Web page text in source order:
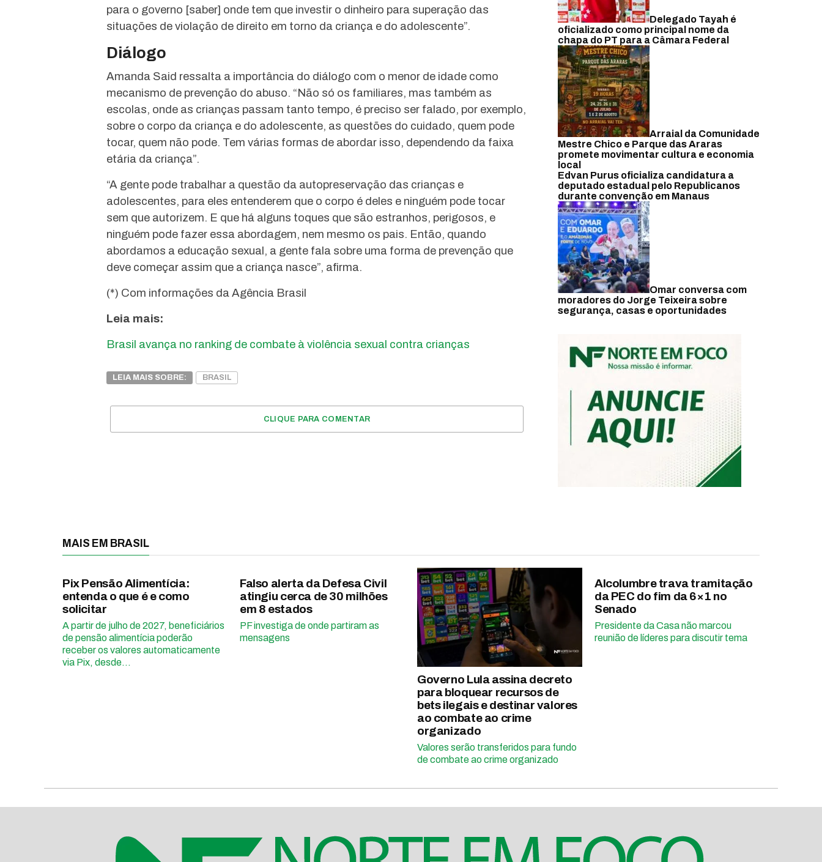
para o governo [saber] onde tem que investir o dinheiro para superação das
situações de violação de direito em torno da criança e do adolescente”.
Diálogo
Amanda Said ressalta a importância do diálogo com o menor de idade como
mecanismo de prevenção do abuso. “Não só os familiares, mas também as
escolas, onde as crianças passam tanto tempo, é preciso ser falado, por exemplo,
sobre o corpo da criança e do adolescente, as questões do cuidado, quem pode
tocar, quem não pode. Tem várias formas de abordar isso, dependendo da faixa
etária da criança”.
“A gente pode trabalhar a questão da autopreservação das crianças e
adolescentes, para eles entenderem que o corpo é deles e ninguém pode tocar
sem que autorizem. E que há alguns toques que são estranhos, perigosos, e
ninguém pode fazer essa abordagem, nem mesmo os pais. Então, quando
abordamos a educação sexual, a gente fala sobre uma forma de prevenção que
deve começar assim que a criança nasce”, afirma.
(*) Com informações da Agência Brasil
Leia mais:
Brasil avança no ranking de combate à violência sexual contra crianças
LEIA MAIS SOBRE: BRASIL
CLIQUE PARA COMENTAR
Delegado Tayah é
oficializado como principal nome da
chapa do PT para a Câmara Federal
Arraial da Comunidade
Mestre Chico e Parque das Araras
promete movimentar cultura e economia
local
Edvan Purus oficializa candidatura a
deputado estadual pelo Republicanos
durante convenção em Manaus
Omar conversa com
moradores do Jorge Teixeira sobre
segurança, casas e oportunidades
MAIS EM BRASIL
Pix Pensão Alimentícia:
entenda o que é e como
solicitar
A partir de julho de 2027, beneficiários
de pensão alimentícia poderão
receber os valores automaticamente
via Pix, desde...
Falso alerta da Defesa Civil
atingiu cerca de 30 milhões
em 8 estados
PF investiga de onde partiram as
mensagens
Governo Lula assina decreto
para bloquear recursos de
bets ilegais e destinar valores
ao combate ao crime
organizado
Valores serão transferidos para fundo
de combate ao crime organizado
Alcolumbre trava tramitação
da PEC do fim da 6×1 no
Senado
Presidente da Casa não marcou
reunião de líderes para discutir tema